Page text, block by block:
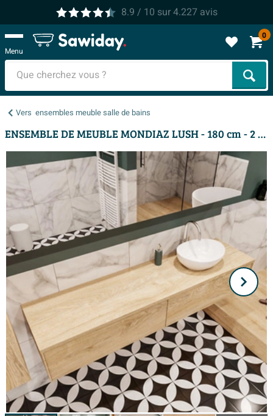
8.9 / 10 sur4.227 avis
Menu
0
Vers ensembles meuble salle de bains
ENSEMBLE DE MEUBLE MONDIAZ LUSH - 180 cm - 2 tiroirs - lavabo BARCO - vasque à droite - 1 trou de robinet - chêne blanchi